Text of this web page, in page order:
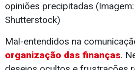
opiniões precipitadas
Shutterstock)
Mal-entendidos na
organização das finanças.